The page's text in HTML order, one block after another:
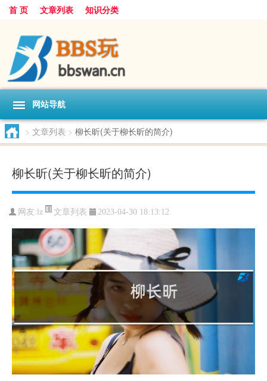
首 页 文章列表 知识分类
网站导航
> 文章列表 > 柳长昕(关于柳长昕的简介)
柳长昕(关于柳长昕的简介)
网友: lz 文章列表 2023-04-30 18:13:12